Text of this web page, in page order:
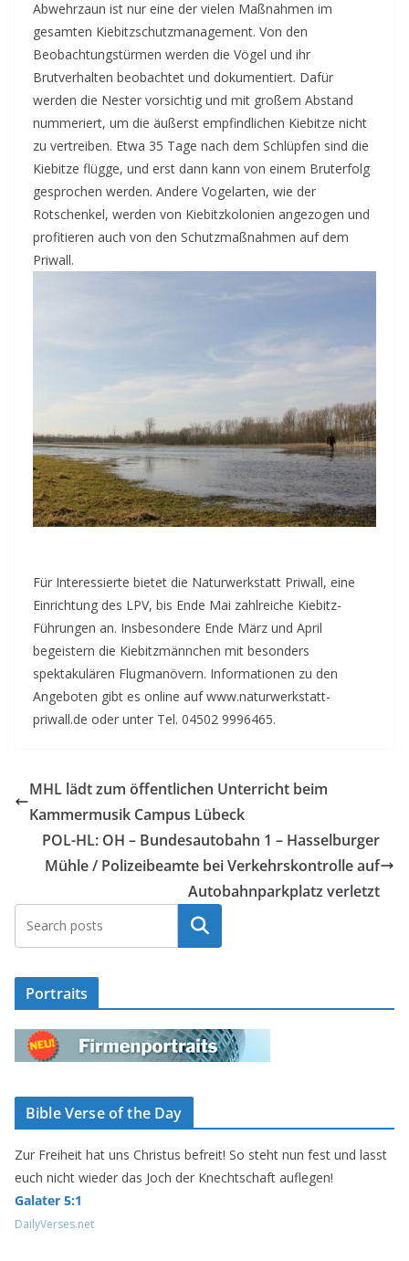
Abwehrzaun ist nur eine der vielen Maßnahmen im
gesamten Kiebitzschutzmanagement. Von den
Beobachtungstürmen werden die Vögel und ihr
Brutverhalten beobachtet und dokumentiert. Dafür
werden die Nester vorsichtig und mit großem Abstand
nummeriert, um die äußerst empfindlichen Kiebitze nicht
zu vertreiben. Etwa 35 Tage nach dem Schlüpfen sind die
Kiebitze flügge, und erst dann kann von einem Bruterfolg
gesprochen werden. Andere Vogelarten, wie der
Rotschenkel, werden von Kiebitzkolonien angezogen und
profitieren auch von den Schutzmaßnahmen auf dem
Priwall.
Für Interessierte bietet die Naturwerkstatt Priwall, eine
Einrichtung des LPV, bis Ende Mai zahlreiche Kiebitz-
Führungen an. Insbesondere Ende März und April
begeistern die Kiebitzmännchen mit besonders
spektakulären Flugmanövern. Informationen zu den
Angeboten gibt es online auf www.naturwerkstatt-
priwall.de oder unter Tel. 04502 9996465.
MHL lädt zum öffentlichen Unterricht beim
Kammermusik Campus Lübeck
POL-HL: OH – Bundesautobahn 1 – Hasselburger
Mühle / Polizeibeamte bei Verkehrskontrolle auf
Autobahnparkplatz verletzt
Suchen
Portraits
Bible Verse of the Day
Zur Freiheit hat uns Christus befreit! So steht nun fest und lasst
euch nicht wieder das Joch der Knechtschaft auflegen!
Galater 5:1
DailyVerses.net